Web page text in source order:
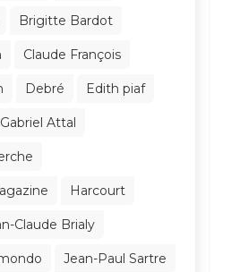
Brigitte Bardot
Claude François
Debré Edith piaf
Gabriel Attal
Harcourt
Claude Brialy
Jean-Paul Sartre